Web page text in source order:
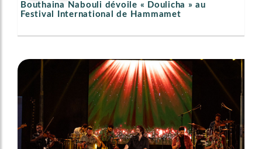
Bouthaina Nabouli dévoile « Doulicha » au
Festival International de Hammamet